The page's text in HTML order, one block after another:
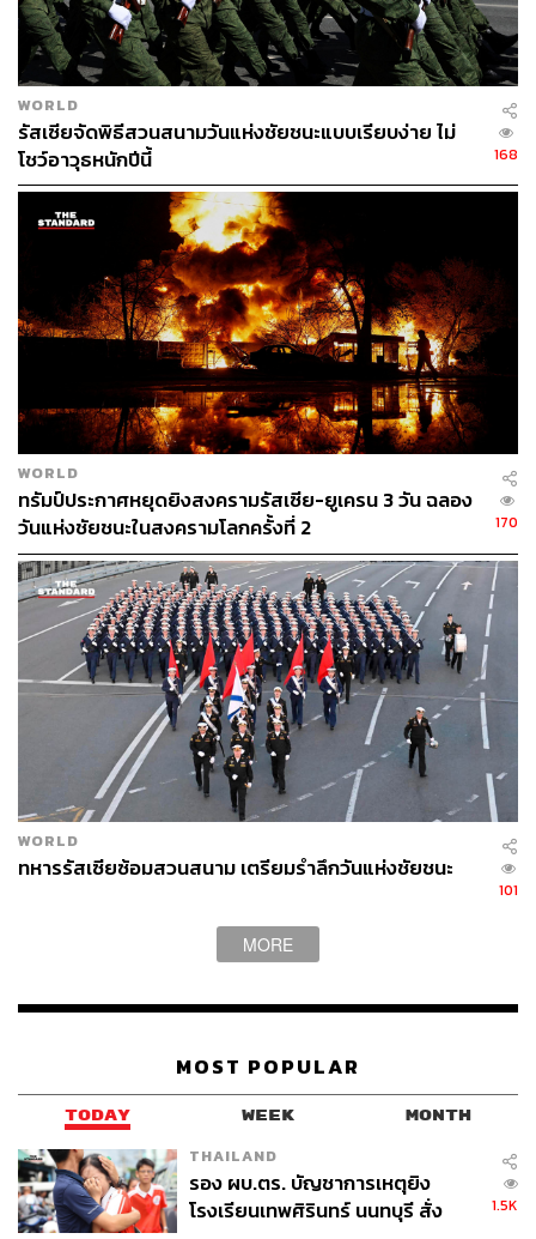
เสน่ห์ของร้านค้าในตลาดแห่งนี้อยู่ที่การต่อราคา เมื่อพ่อค้า
และแม่ค้าเสนอราคามา เราสามารถต่อรองราคาได้สูงถึง
30-40%
“1,000 ไม่แพงๆ เท่ากับ 500 บาทไทยเอง” ใช่แล้ว นั่นคือคำ
พูดจากพ่อค้าที่กล่าวกับทีมงานหลังทราบว่าเรามาจาก
ประเทศไทย ซึ่งนับเป็นอีกหนึ่งเสน่ห์สำหรับชาวไทยที่เดินทาง
มาที่นี่ เพราะว่าคนขายของที่นี่สามารถสื่อสารเป็นภาษาไทย
และทำได้อย่างดีเยี่ยมอีกด้วย ทำให้การต่อรองราคาเป็นไป
อย่างสนุกสนาน
นอกจากนี้ภายในตลาดยังมีสินค้ามือสองหรือของโบราณ
ตั้งแต่ยุคสมัยของสหภาพโซเวียตที่น่าสนใจ ทั้งเข็มกลัดและ
ของที่ระลึกต่างๆ ของสหภาพโซเวียตในช่วงเวลาที่เป็นเจ้า
ภาพจัดการแข่งขันโอลิมปิกฤดูร้อนเมื่อปี 1980
ความประทับใจในที่แห่งนี้คือการได้เห็นพ่อค้าแม่ค้าที่เป็น
กันเองทั้งการสื่อสารภาษาไทยได้และการต่อราคาที่
WORLD
รัสเซียจัดพิธีสวนสนามวันแห่งชัยชนะแบบเรียบง่าย ไม่
โชว์อาวุธหนักปีนี้
168
WORLD
ทรัมป์ประกาศหยุดยิงสงครามรัสเซีย-ยูเครน 3 วัน ฉลอง
วันแห่งชัยชนะในสงครามโลกครั้งที่ 2
170
WORLD
ทหารรัสเซียซ้อมสวนสนาม เตรียมรำลึกวันแห่งชัยชนะ
101
MORE
MOST POPULAR
TODAY WEEK MONTH
THAILAND
รอง ผบ.ตร. บัญชาการเหตุยิง
โรงเรียนเทพศิรินทร์ นนทบุรี สั่ง
1.5K